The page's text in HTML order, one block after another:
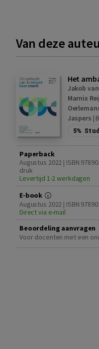
Van deze
Het
Jakob
Marnix
Jaspers |
5%
Paperback
Augustus 2022 | ISBN
druk
Levertijd 1-2 werkdagen
E-book
Augustus 2022 | ISBN
Direct via e-mail
Beoordeling aanvragen
Voor docenten met een